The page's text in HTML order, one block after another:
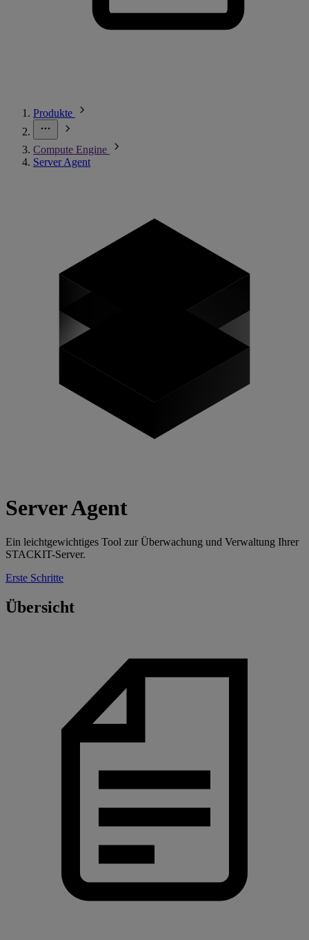
Produkte
Compute Engine
Server Agent
Server Agent
Ein leichtgewichtiges Tool zur Überwachung und Verwaltung Ihrer
STACKIT-Server.
Erste Schritte
Übersicht